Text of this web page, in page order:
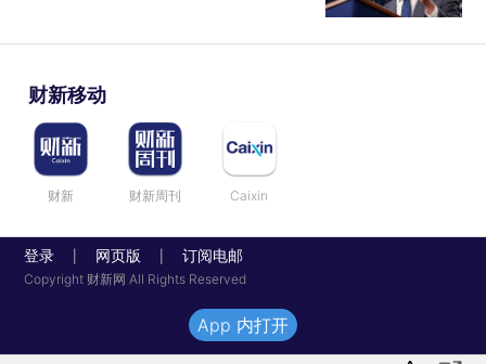
财新移动
财新 财新周刊 Caixin
登录 网页版 订阅电邮
Copyright 财新网 All Rights Reserved
App 内打开